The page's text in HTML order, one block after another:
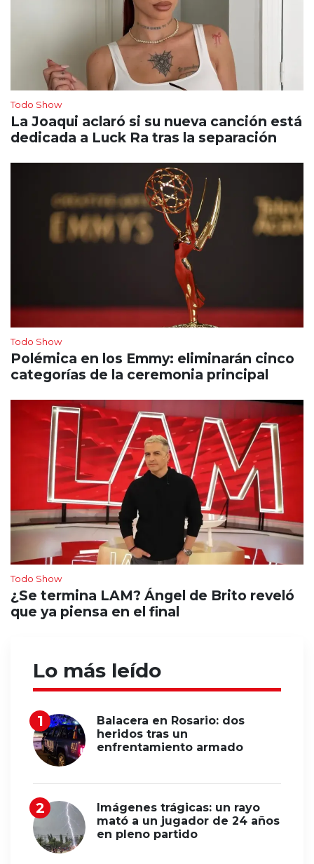
Todo Show
La Joaqui aclaró si su nueva canción está
dedicada a Luck Ra tras la separación
Todo Show
Polémica en los Emmy: eliminarán cinco
categorías de la ceremonia principal
Todo Show
¿Se termina LAM? Ángel de Brito reveló
que ya piensa en el final
Lo más leído
Balacera en Rosario: dos
heridos tras un
enfrentamiento armado
Imágenes trágicas: un rayo
mató a un jugador de 24 años
en pleno partido